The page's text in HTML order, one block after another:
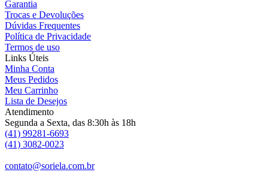
Garantia
Trocas e Devoluções
Dúvidas Frequentes
Política de Privacidade
Termos de uso
Links Úteis
Minha Conta
Meus Pedidos
Meu Carrinho
Lista de Desejos
Atendimento
Segunda a Sexta, das 8:30h às 18h
(41) 99281-6693
(41) 3082-0023
contato@soriela.com.br